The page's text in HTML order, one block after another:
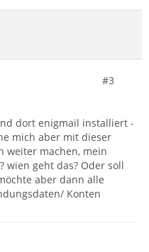
#3
dort enigmail installiert -
mich aber mit dieser
weiter machen, mein
wien geht das? Oder soll
aber dann alle
Konten